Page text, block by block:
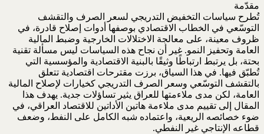
مقدّمة
تُطرح سياسات التخفيض التدريجي لسعر الصرف والتقشف
التوسّعي في الخطاب الاقتصادي بوصفها أدوات ‏إصلاح قادرة، في
ظروف معينة، على معالجة الاختلالات الخارجية وضبط المالية
العامة وتحفيز النمو. غير ‏أن نجاح هذه السياسات ليس مسألة تقنية
بحتة، بل يرتبط ارتباطًا وثيقًا بالبنية الاقتصادية والمؤسسية التي
‏تُطبّق فيها. في هذا السياق، برزت مقترحات اقتصادية تتعلق
بالتقشف التوسّعي وسعر الصرف التدريجي ‏كخيارات لإصلاح المالية
العامة، لكن مدى ملاءمتها للعراق يثير تساؤلات جدية. يهدف هذا
المقال إلى تقييم ‏مدى ملاءمة هاتين الأداتين للاقتصاد العراقي، في
ضوء خصائصه الريعية، واعتماده شبه الكامل على النفط، ‏وضعف
قطاعه الإنتاجي غير النفطي‎.‎